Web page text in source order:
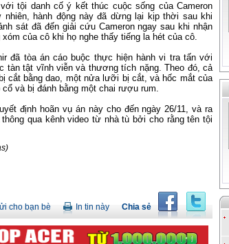
tội danh cố ý kết thúc cuộc sống của Cameron
hành động này đã dừng lại kịp thời sau khi
sát đã đến giải cứu Cameron ngay sau khi nhận
của cô khi họ nghe thấy tiếng la hét của cô.
đã tòa án cáo buộc thực hiện hành vi tra tấn với
tàn tật vĩnh viễn và thương tích nặng. Theo đó, cả
cắt bằng dao, một nửa lưỡi bị cắt, và hốc mắt của
và bị đánh bằng một chai rượu rum.
định hoãn vụ án này cho đến ngày 26/11, và ra
qua kênh video từ nhà tù bởi cho rằng tên tội
Chia sẻ
In tin này
cho bạn bè